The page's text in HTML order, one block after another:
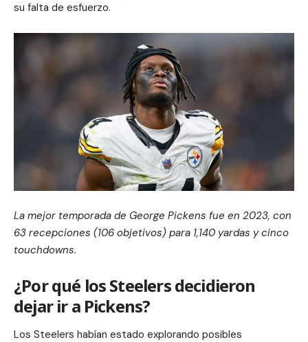
su falta de esfuerzo.
La mejor temporada de George Pickens fue en 2023, con
63 recepciones (106 objetivos) para 1,140 yardas y cinco
touchdowns.
¿Por qué los Steelers decidieron
dejar ir a Pickens?
Los Steelers habían estado explorando posibles